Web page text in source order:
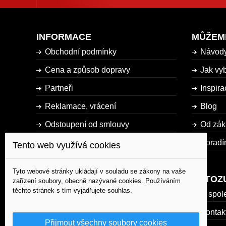
INFORMACE
Obchodní podmínky
Cena a způsob dopravy
Partneři
Reklamace, vrácení
Odstoupení od smlouvy
Dostupnost zboží
Mapa stránky
Jak
Blog
Od
O
Tento web využívá cookies
Tyto webové stránky ukládají v souladu se zákony na vaše
zařízení soubory, obecně nazývané cookies. Používáním
těchto stránek s tím vyjadřujete souhlas.
Přijmout všechny soubory cookies